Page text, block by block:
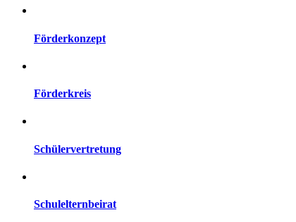
Förderkonzept
Förderkreis
Schülervertretung
Schulelternbeirat